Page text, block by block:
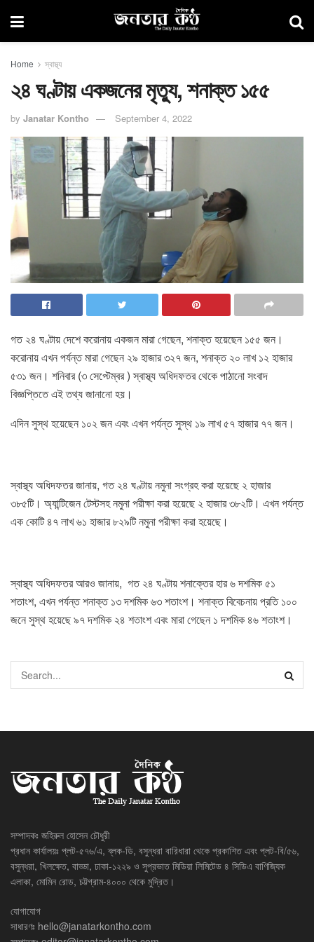
Home স্বাস্থ্য
২৪ ঘণ্টায় একজনের মৃত্যু, শনাক্ত ১৫৫
by Janatar Kontho September 4, 2022
গত ২৪ ঘণ্টায় দেশে করোনায় একজন মারা গেছেন, শনাক্ত হয়েছেন ১৫৫ জন।
করোনায় এখন পর্যন্ত মারা গেছেন ২৯ হাজার ৩২৭ জন, শনাক্ত ২০ লাখ ১২ হাজার
৫৩১ জন। শনিবার (৩ সেপ্টেম্বর ) স্বাস্থ্য অধিদফতর থেকে পাঠানো সংবাদ
বিজ্ঞপ্তিতে এই তথ্য জানানো হয়।
এদিন সুস্থ হয়েছেন ১০২ জন এবং এখন পর্যন্ত সুস্থ ১৯ লাখ ৫৭ হাজার ৭৭ জন।
স্বাস্থ্য অধিদফতর জানায়, গত ২৪ ঘণ্টায় নমুনা সংগ্রহ করা হয়েছে ২ হাজার
৩৮৫টি। অ্যান্টিজেন টেস্টসহ নমুনা পরীক্ষা করা হয়েছে ২ হাজার ৩৮২টি। এখন পর্যন্ত
এক কোটি ৪৭ লাখ ৬১ হাজার ৮২৯টি নমুনা পরীক্ষা করা হয়েছে।
স্বাস্থ্য অধিদফতর আরও জানায়, গত ২৪ ঘণ্টায় শনাক্তের হার ৬ দশমিক ৫১
শতাংশ, এখন পর্যন্ত শনাক্ত ১৩ দশমিক ৬৩ শতাংশ। শনাক্ত বিবেচনায় প্রতি ১০০
জনে সুস্থ হয়েছে ৯৭ দশমিক ২৪ শতাংশ এবং মারা গেছেন ১ দশমিক ৪৬ শতাংশ।
সম্পাদকঃ জহিরুল হোসেন চৌধুরী
প্রধান কার্যালয়ঃ প্লট-৫৭৬/এ, ব্লক-ডি, বসুন্ধরা বারিধারা থেকে প্রকাশিত এবং প্লট-বি/৫৬,
বসুন্ধরা, খিলক্ষেত, বাড্ডা, ঢাকা-১২২৯ ও সুপ্রভাত মিডিয়া লিমিটেড ৪ সিডিএ বাণিজ্যিক
এলাকা, মোমিন রোড, চট্টগ্রাম-৪০০০ থেকে মুদ্রিত।
যোগাযোগ
সাধারণঃ hello@janatarkontho.com